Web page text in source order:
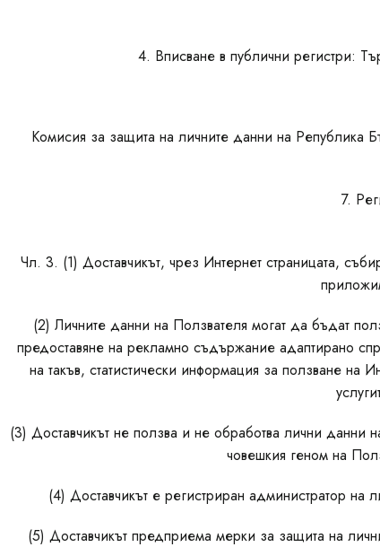
4. Вписване в публични регистри:
Комисия за защита на личните данни на
7.
Чл. 3. (1) Доставчикът, чрез Интернет страницата,
(2) Личните данни на Ползвателя могат да бъдат
предоставяне на рекламно съдържание адаптирано
на такъв, статистически информация за ползване на
(3) Доставчикът не ползва и не обработва лични данни
човешкия геном на
(4) Доставчикът е регистриран администратор
(5) Доставчикът предприема мерки за защита на